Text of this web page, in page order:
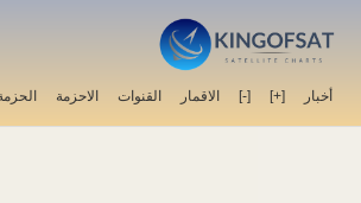
أخبار [+]
[-] الاقمار القنوات الاحزمة